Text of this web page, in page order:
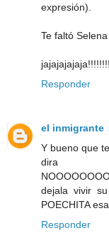
expresión).
Te faltó
Responder
el inmigrante
Y bueno que
dira
dejala vivir
POECHITA
Responder